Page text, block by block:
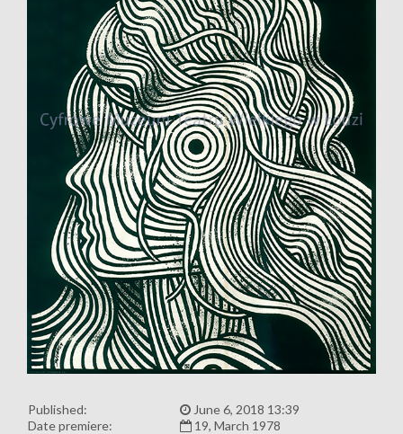
Published:
June 6, 2018 13:39
Date premiere:
19, March 1978